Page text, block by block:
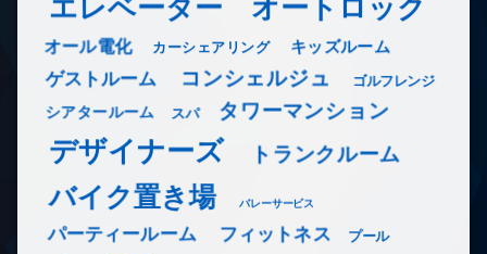
エレベーター オートロック
オール電化 カーシェアリング キッズルーム
ゲストルーム コンシェルジュ ゴルフレンジ
シアタールーム スパ タワーマンション
デザイナーズ トランクルーム
バイク置き場 バレーサービス
パーティールーム フィットネス プール